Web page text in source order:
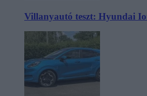
Villanyautó teszt: Hyundai